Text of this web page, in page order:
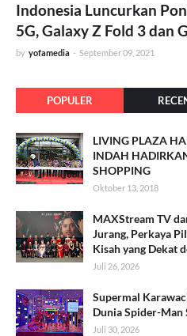
Indonesia Luncurkan
5G, Galaxy Z Fold 3 dan
by yofamedia - September 09, 2021
POPULER
LIVING PLAZA
INDAH
SHOPPING
Oktober 13, 2018
MAXStream TV
Jurang, Perkaya
Kisah yang Dekat
Juli 26, 2026
Supermal
Dunia Spider-Man
Juli 30, 2026